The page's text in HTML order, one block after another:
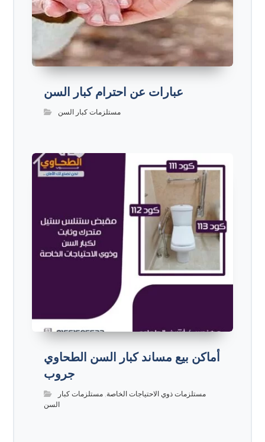
عبارات عن احترام كبار السن
مستلزمات كبار السن
أماكن بيع مساند كبار السن الطحاوي
جروب
مستلزمات ذوي الاحتياجات الخاصة, مستلزمات كبار
السن